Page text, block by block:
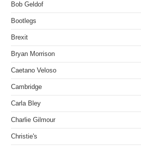
Bob Geldof
Bootlegs
Brexit
Bryan Morrison
Caetano Veloso
Cambridge
Carla Bley
Charlie Gilmour
Christie's